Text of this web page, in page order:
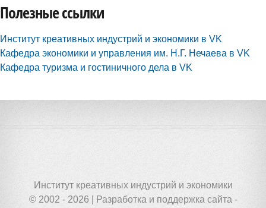
Полезные ссылки
Институт креативных индустрий и экономики в VK
Кафедра экономики и управления им. Н.Г. Нечаева в VK
Кафедра туризма и гостиничного дела в VK
Институт креативных индустрий и экономики
© 2002 - 2026 | Разработка и поддержка сайта -